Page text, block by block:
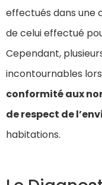
effectués dans une
de celui effectué
Cependant,
incontournables
conformité aux
de respect de
habitations.